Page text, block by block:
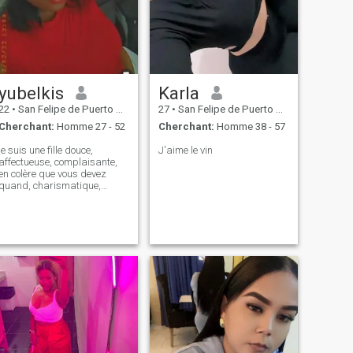
vous cherchez quelqu'un
gentil, amusant, aimant
et doux, c'est moi. Je ne veux
pas décrire quelque chose
que je ne suis pas. Je veux
juste être honnête
• San Felipe de Puerto Plata, Puerto Plata, Rep.Dominicaine
Cherchant: Homme 27 - 52
je suis une fille douce,
affectueuse, complaisante,
colère que vous devez
quand, charismatique,
Karla
27 • San Felipe de Puerto Plata, Puerto Plata, Rep.Dominicaine
Cherchant: Homme 38 - 57
J'aime le vin